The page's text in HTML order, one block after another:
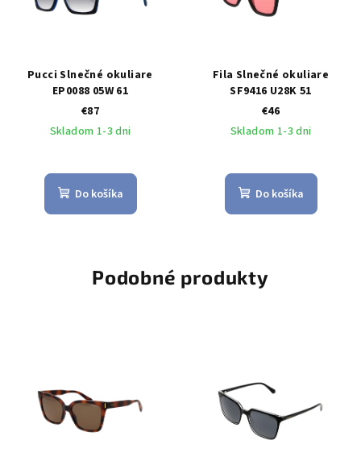
Pucci Slnečné okuliare
EP0088 05W 61
€87
Skladom 1-3 dni
Do košíka
Fila Slnečné okuliare
SF9416 U28K 51
€46
Skladom 1-3 dni
Do košíka
Podobné produkty